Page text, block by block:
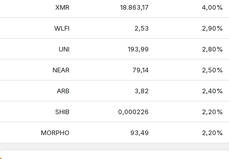
XMR 18.863,17 4,00%
WLFI 2,53 2,90%
UNI 193,99 2,80%
NEAR 79,14 2,50%
ARB 3,82 2,40%
SHIB 0,000226 2,20%
MORPHO 93,49 2,20%